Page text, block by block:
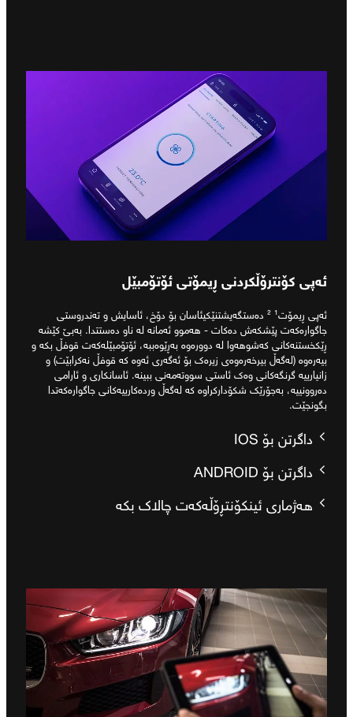
ئەپی کۆنترۆڵکردنی ڕیمۆتی ئۆتۆمبێل
ئەپی ڕیمۆت¹ ² دەستگەیشتنێکیئاسان بۆ دۆخ، ئاسایش و تەندروستی
جاگوارەکەت پێشکەش دەکات - هەموو ئەمانە لە ناو دەستتدا. بەبێ کێشە
ڕێکخستنەکانی کەشوهەوا لە دوورەوە بەڕێوەببە، ئۆتۆمبێلەکەت قوفڵ بکە و
بیەرەوە (لەگەڵ بیرخەرەوەی زیرەک بۆ ئەگەری ئەوە کە قوفڵ نەکرابێت) و
زانیارییە گرنگەکانی وەک ئاستی سووتەمەنی ببینە. ئاسانکاری و ئارامی
دەروونییە، بەجۆرێک شکۆدارکراوە کە لەگەڵ وردەکارییەکانی جاگوارەکەتدا
بگونجێت.
داگرتن بۆ IOS
داگرتن بۆ ANDROID
هەژماری ئینکۆنتڕۆڵەکەت چالاک بکە